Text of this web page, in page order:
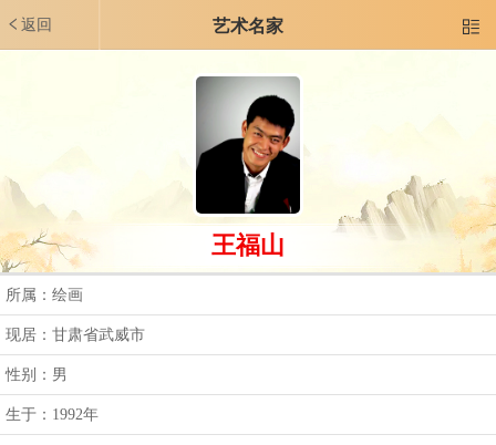
返回 艺术名家 
王福山
所属：绘画
现居：甘肃省武威市
性别：男
生于：1992年